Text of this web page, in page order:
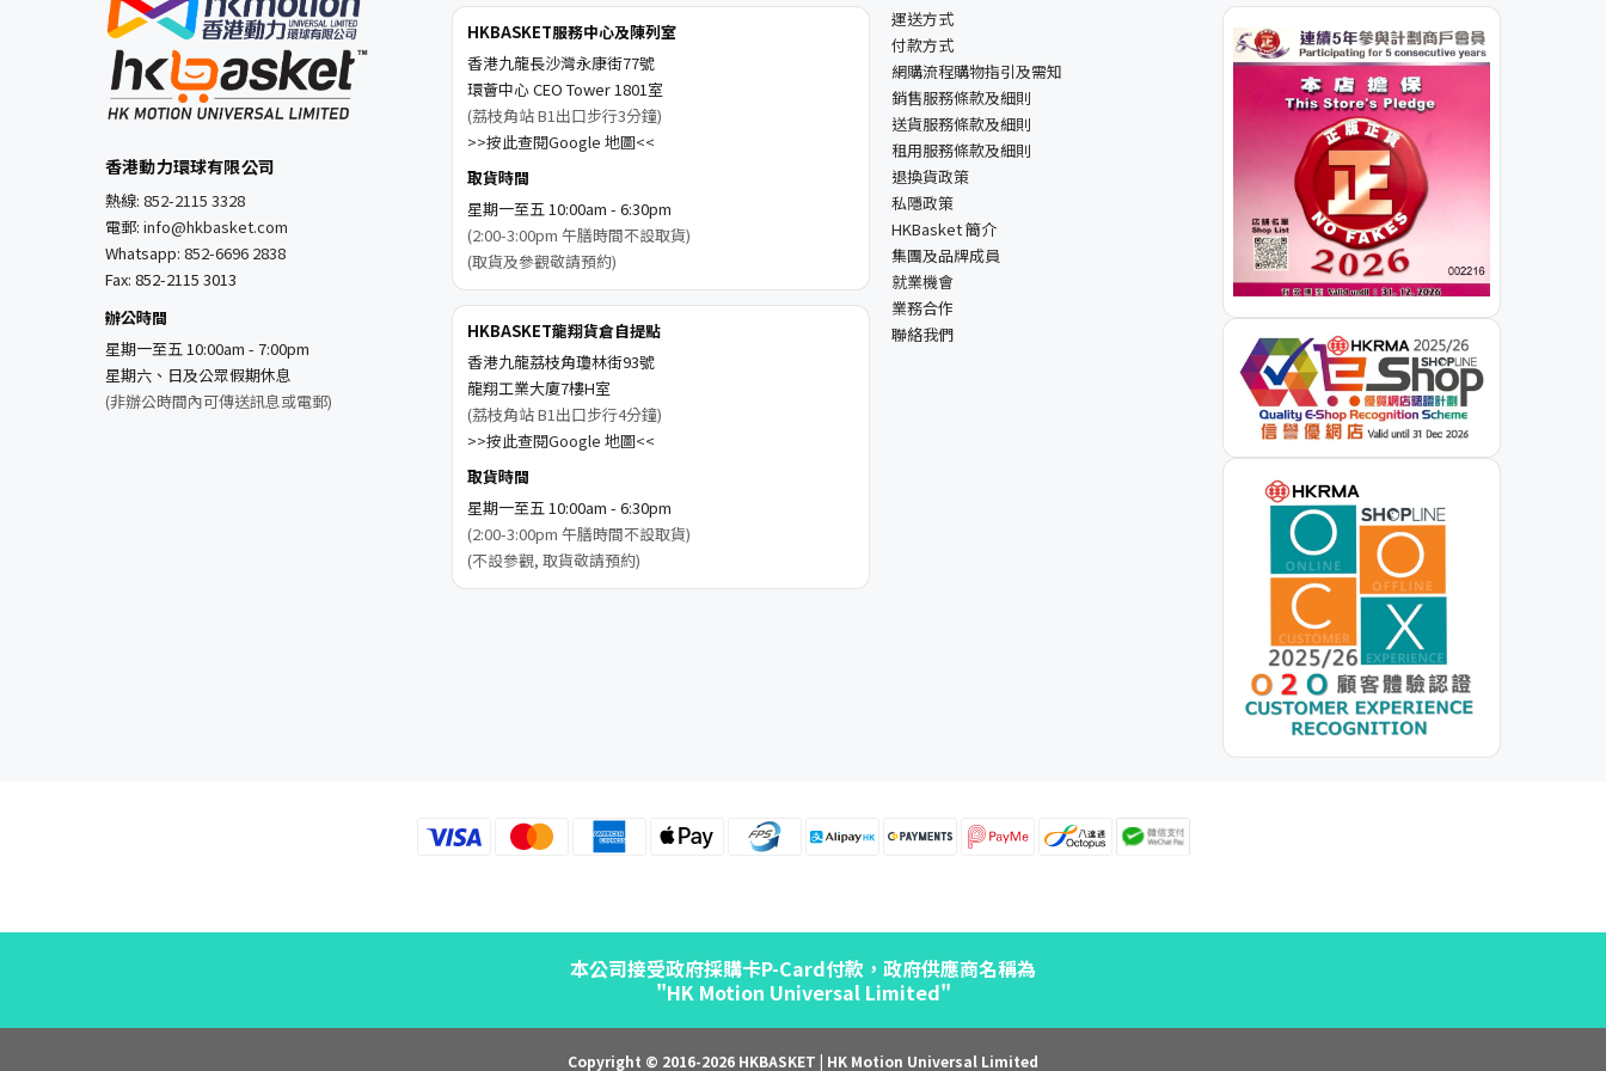
香港動力環球有限公司
熱線: 852-2115 3328
電郵: info@hkbasket.com
Whatsapp: 852-6696 2838
Fax: 852-2115 3013
辦公時間
星期一至五 10:00am - 7:00pm
星期六、日及公眾假期休息
(非辦公時間內可傳送訊息或電郵)
HKBASKET服務中心及陳列室
香港九龍長沙灣永康街77號
環薈中心 CEO Tower 1801室
(荔枝角站 B1出口步行3分鐘)
>>按此查閱Google 地圖<<
取貨時間
星期一至五 10:00am - 6:30pm
(2:00-3:00pm 午膳時間不設取貨)
(取貨及參觀敬請預約)
HKBASKET龍翔貨倉自提點
香港九龍荔枝角瓊林街93號
龍翔工業大廈7樓H室
(荔枝角站 B1出口步行4分鐘)
>>按此查閱Google 地圖<<
取貨時間
星期一至五 10:00am - 6:30pm
(2:00-3:00pm 午膳時間不設取貨)
(不設參觀, 取貨敬請預約)
運送方式
付款方式
網購流程購物指引及需知
銷售服務條款及細則
送貨服務條款及細則
租用服務條款及細則
退換貨政策
私隱政策
HKBasket 簡介
集團及品牌成員
就業機會
業務合作
聯絡我們
本公司接受政府採購卡P-Card付款，政府供應商名稱為
"HK Motion Universal Limited"
Copyright © 2016-2026 HKBASKET | HK Motion Universal Limited